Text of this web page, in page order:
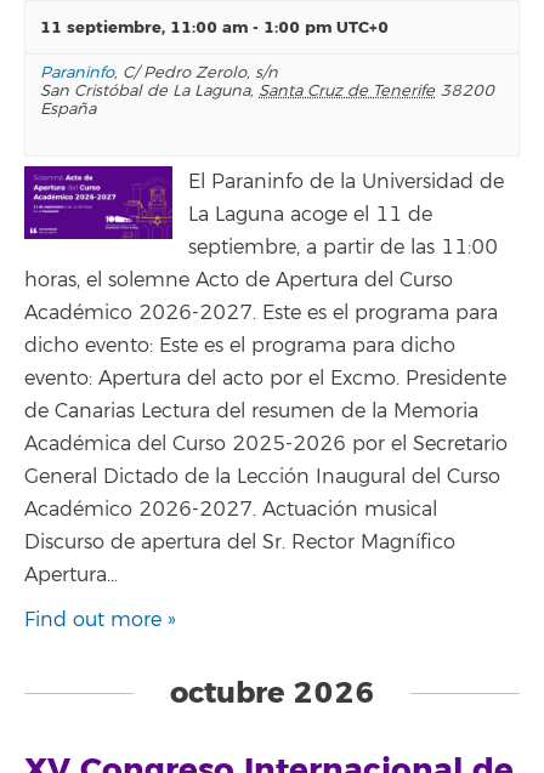
11 septiembre, 11:00 am - 1:00 pm UTC+0
Paraninfo, C/ Pedro Zerolo, s/n
San Cristóbal de La Laguna, Santa Cruz de Tenerife 38200
España
El Paraninfo de la Universidad de
La Laguna acoge el 11 de
septiembre, a partir de las 11:00
horas, el solemne Acto de Apertura del Curso
Académico 2026-2027. Este es el programa para
dicho evento: Este es el programa para dicho
evento: Apertura del acto por el Excmo. Presidente
de Canarias Lectura del resumen de la Memoria
Académica del Curso 2025-2026 por el Secretario
General Dictado de la Lección Inaugural del Curso
Académico 2026-2027. Actuación musical
Discurso de apertura del Sr. Rector Magnífico
Apertura…
Find out more »
octubre 2026